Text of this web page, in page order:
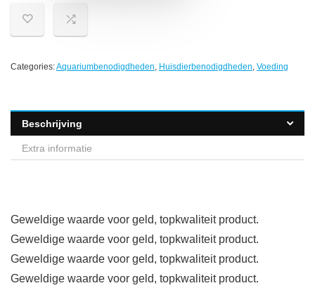
Categories:Aquariumbenodigdheden, Huisdierbenodigdheden, Voeding
Beschrijving
Extra informatie
Geweldige waarde voor geld, topkwaliteit product.
Geweldige waarde voor geld, topkwaliteit product.
Geweldige waarde voor geld, topkwaliteit product.
Geweldige waarde voor geld, topkwaliteit product.